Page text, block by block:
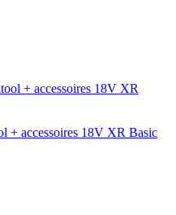
+ accessoires 18V XR Basic